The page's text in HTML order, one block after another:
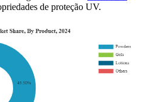
de proteção UV.